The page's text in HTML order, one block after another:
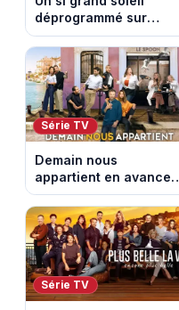
déprogrammé sur
France 3 : cinq
épisodes inédits
diffusés le 13 août
Série TV
Demain nous
appartient en avance :
ce qui vous attend la
semaine du 10 au 14
août 2026 (spoiler)
Série TV